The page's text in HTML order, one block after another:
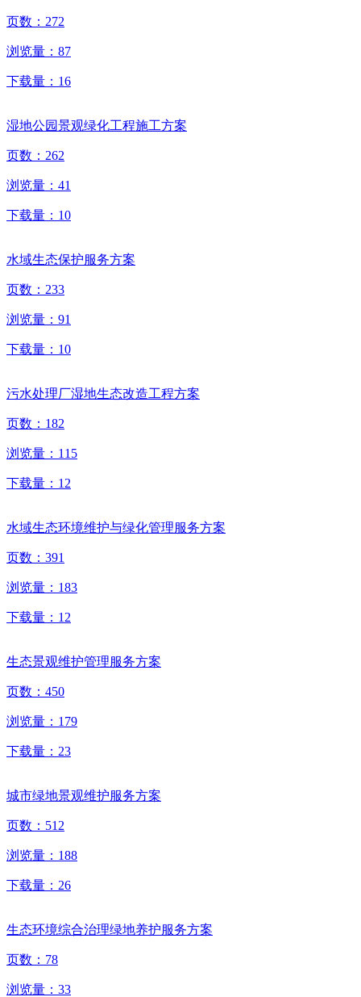
页数： 272
浏览量： 87
下载量： 16
湿地公园景观绿化工程施工方案
页数： 262
浏览量： 41
下载量： 10
水域生态保护服务方案
页数： 233
浏览量： 91
下载量： 10
污水处理厂湿地生态改造工程方案
页数： 182
浏览量： 115
下载量： 12
水域生态环境维护与绿化管理服务方案
页数： 391
浏览量： 183
下载量： 12
生态景观维护管理服务方案
页数： 450
浏览量： 179
下载量： 23
城市绿地景观维护服务方案
页数： 512
浏览量： 188
下载量： 26
生态环境综合治理绿地养护服务方案
页数： 78
浏览量： 33